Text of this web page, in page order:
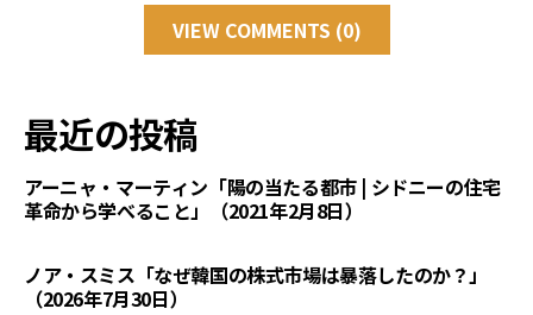
VIEW COMMENTS (0)
最近の投稿
アーニャ・マーティン「陽の当たる都市 | シドニーの住宅
革命から学べること」（2021年2月8日）
ノア・スミス「なぜ韓国の株式市場は暴落したのか？」
（2026年7月30日）